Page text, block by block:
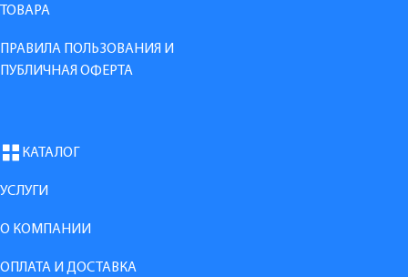
ТОВАРА
ПРАВИЛА ПОЛЬЗОВАНИЯ И
ПУБЛИЧНАЯ ОФЕРТА
КАТАЛОГ
УСЛУГИ
О КОМПАНИИ
ОПЛАТА И ДОСТАВКА